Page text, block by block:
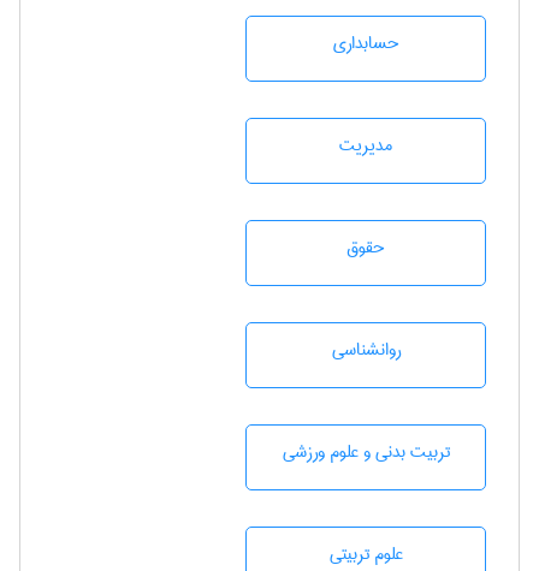
حسابداری
مديريت
حقوق
روانشناسی
تربيت بدنی و علوم ورزشی
علوم تربيتی